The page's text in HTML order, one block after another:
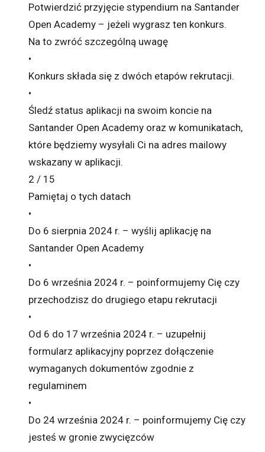
Potwierdzić przyjęcie stypendium na Santander
Open Academy – jeżeli wygrasz ten konkurs.
Na to zwróć szczególną uwagę
•
Konkurs składa się z dwóch etapów rekrutacji.
•
Śledź status aplikacji na swoim koncie na
Santander Open Academy oraz w komunikatach,
które będziemy wysyłali Ci na adres mailowy
wskazany w aplikacji.
2 / 15
Pamiętaj o tych datach
•
Do 6 sierpnia 2024 r. – wyślij aplikację na
Santander Open Academy
•
Do 6 września 2024 r. – poinformujemy Cię czy
przechodzisz do drugiego etapu rekrutacji
•
Od 6 do 17 września 2024 r. – uzupełnij
formularz aplikacyjny poprzez dołączenie
wymaganych dokumentów zgodnie z
regulaminem
•
Do 24 września 2024 r. – poinformujemy Cię czy
jesteś w gronie zwycięzców